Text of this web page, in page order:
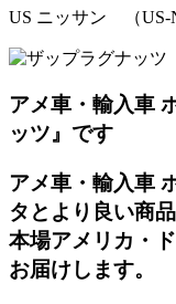
US ニッサン （US-
アメ車・輸入車
ッツ』です
アメ車・輸入車
タとより良い商
本場アメリカ・
お届けします。